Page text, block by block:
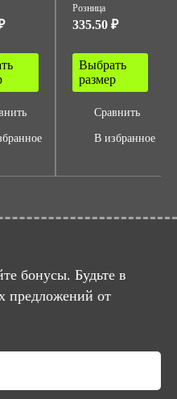
Розница
335.50 ₽
Выбрать
размер
Сравнить
В избранное
бонусы. Будьте в
предложений от